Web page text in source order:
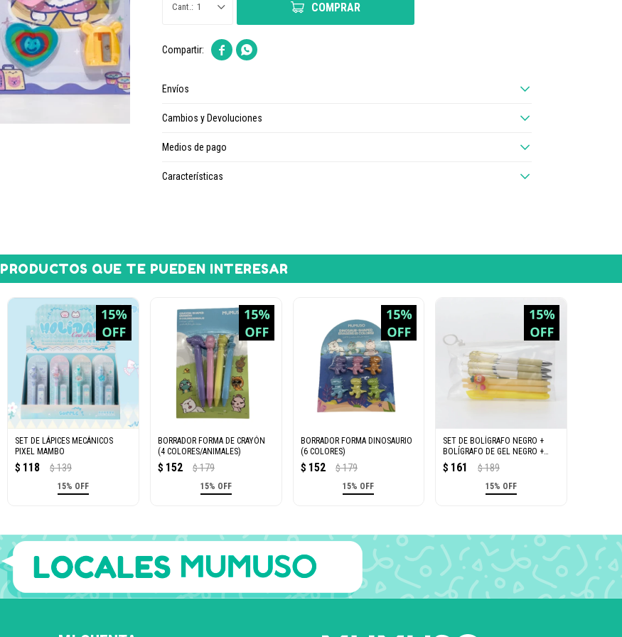
1 COMPRAR
 
Envíos
Cambios y Devoluciones
Medios de pago
Características
PRODUCTOS QUE TE PUEDEN INTERESAR
SET DE LÁPICES MECÁNICOS
PIXEL MAMBO
$ 118 $ 139
15% OFF
BORRADOR FORMA DE CRAYÓN
(4 COLORES/ANIMALES)
$ 152 $ 179
15% OFF
BORRADOR FORMA DINOSAURIO
(6 COLORES)
$ 152 $ 179
15% OFF
SET DE BOLÍGRAFO NEGRO +
BOLÍGRAFO DE GEL NEGRO +
RESALTADOR AMARILLO (6
PIEZAS)
$ 161 $ 189
15% OFF